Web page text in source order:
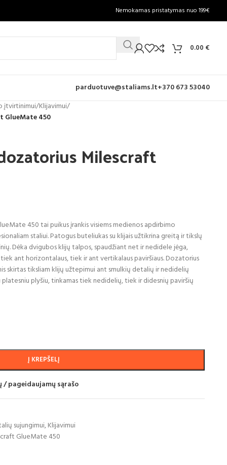
Nemokamas pristatymas nuo 199€
0.00 €
parduotuve@staliams.lt+370 673 53040
įtvirtinimui/Klijavimui/
GlueMate 450
Milescraft
450 tai puikus įrankis visiems medienos apdirbimo
staliui. Patogus buteliukas su klijais užtikrina greitą ir tikslų
Dėka dvigubos klijų talpos, spaudžiant net ir nedidele jėga,
ant horizontalaus, tiek ir ant vertikalaus paviršiaus. Dozatorius
skirtas tiksliam klijų užtepimui ant smulkių detalių ir nedidelių
plyšiu, tinkamas tiek nedidelių, tiek ir didesnių paviršių
Į KREPŠELĮ
pageidaujamų sąrašo
sujungimui,Klijavimui
GlueMate 450